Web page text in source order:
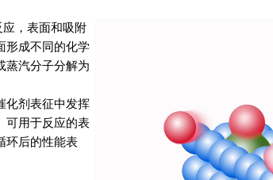
，表面和吸附
形成不同的化学
蒸汽分子分解为
化剂表征中发挥
可用于反应的表
环后的性能表